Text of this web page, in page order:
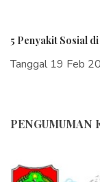
PENGUMUMAN
5 Penyakit Sosial
Tanggal 19 Feb